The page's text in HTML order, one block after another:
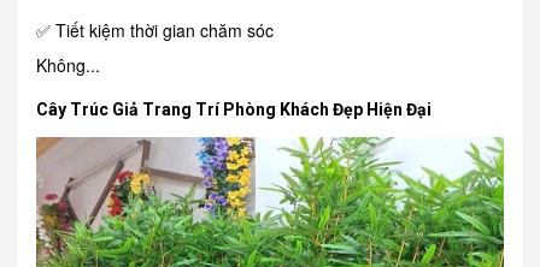
✅ Tiết kiệm thời gian chăm sóc
Không...
Cây Trúc Giả Trang Trí Phòng Khách Đẹp Hiện Đại